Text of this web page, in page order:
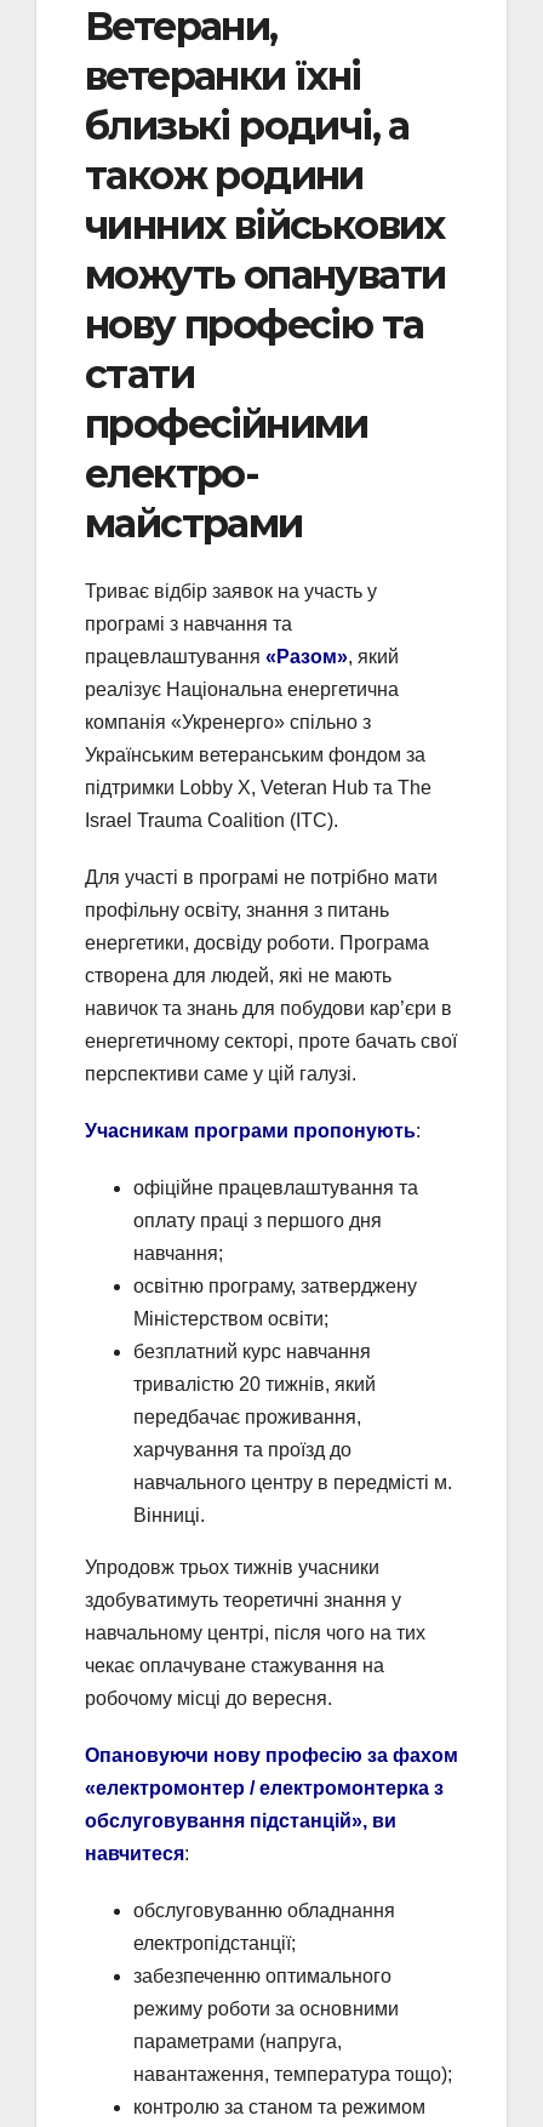
Ветерани,
ветеранки їхні
близькі родичі, а
також родини
чинних військових
можуть опанувати
нову професію та
стати
професійними
електро-
майстрами
Триває відбір заявок на участь у
програмі з навчання та
працевлаштування «Разом», який
реалізує Національна енергетична
компанія «Укренерго» спільно з
Українським ветеранським фондом за
підтримки Lobby X, Veteran Hub та The
Israel Trauma Coalition (ITC).
Для участі в програмі не потрібно мати
профільну освіту, знання з питань
енергетики, досвіду роботи. Програма
створена для людей, які не мають
навичок та знань для побудови кар’єри в
енергетичному секторі, проте бачать свої
перспективи саме у цій галузі.
Учасникам програми пропонують:
офіційне працевлаштування та
оплату праці з першого дня
навчання;
освітню програму, затверджену
Міністерством освіти;
безплатний курс навчання
тривалістю 20 тижнів, який
передбачає проживання,
харчування та проїзд до
навчального центру в передмісті м.
Вінниці.
Упродовж трьох тижнів учасники
здобуватимуть теоретичні знання у
навчальному центрі, після чого на тих
чекає оплачуване стажування на
робочому місці до вересня.
Опановуючи нову професію за фахом
«електромонтер / електромонтерка з
обслуговування підстанцій», ви
навчитеся:
обслуговуванню обладнання
електропідстанції;
забезпеченню оптимального
режиму роботи за основними
параметрами (напруга,
навантаження, температура тощо);
контролю за станом та режимом